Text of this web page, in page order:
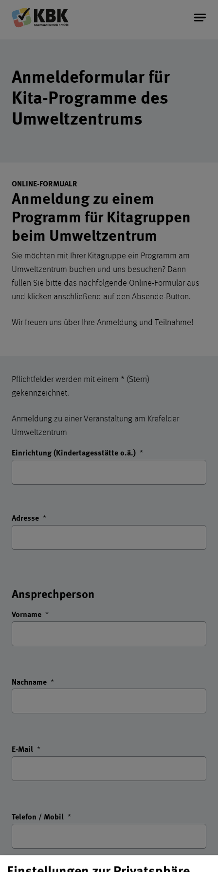
Kommunalbetrieb Krefeld Startseite
Information
Unternehmen
Kopfereich der Seite
Anmeldeformular für
Kita-Programme des
Umweltzentrums
Einleitungstext des
ONLINE-FORMUALR
Anmeldung zu einem
Programm für Kitagruppen
beim Umweltzentrum
Sie möchten mit Ihrer Kitagruppe ein Programm am
Umweltzentrum buchen und uns besuchen? Dann
füllen Sie bitte das nachfolgende Online-Formular aus
und klicken anschließend auf den Absende-Button.
Wir freuen uns über Ihre Anmeldung und Teilnahme!
Formular zur Anmeldung von
Pflichtfelder werden mit einem * (Stern)
gekennzeichnet.
Anmeldung zu einer Veranstaltung am Krefelder
Umweltzentrum
Einrichtung (Kindertagesstätte o.ä.) *
Adresse *
Ansprechperson
Vorname *
Nachname *
E-Mail *
Telefon / Mobil *